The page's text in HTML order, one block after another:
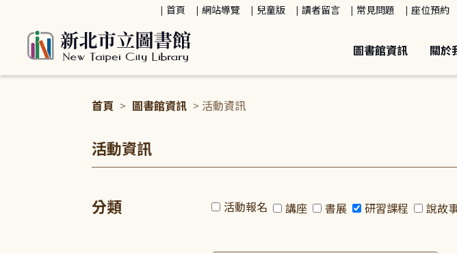
首頁 網站導覽 兒童版 讀者留言 常見問題 座位預約
圖書館資訊 關於
首頁 > 圖書館資訊 > 活動資訊
活動資訊
分類 活動報名 講座 書展 研習課程 說故